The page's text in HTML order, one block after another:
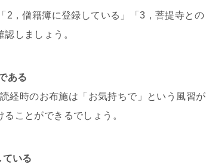
2，僧籍簿に登録している」「3，菩提寺との
しましょう。
ある
経時のお布施は「お気持ちで」という風習が
ことができるでしょう。
いる